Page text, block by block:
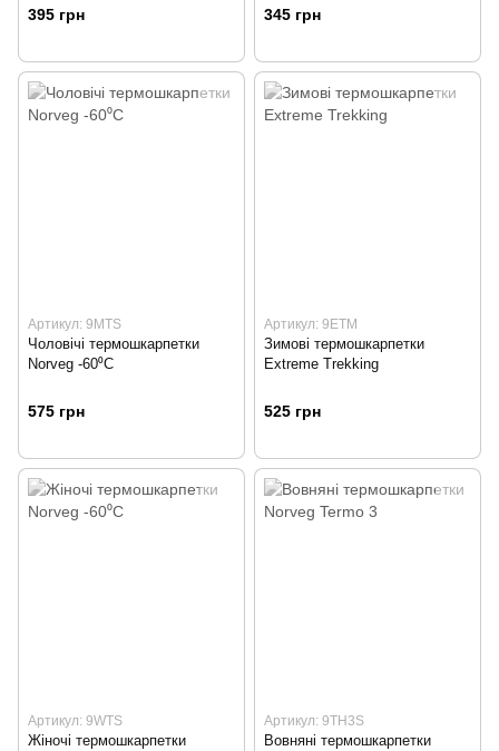
395 грн 345 грн
Артикул: 9MTS
Чоловічі термошкарпетки
Norveg -60⁰С
575 грн
Артикул: 9ETM
Зимові термошкарпетки
Extreme Trekking
525 грн
Артикул: 9WTS
Жіночі термошкарпетки
Артикул: 9TH3S
Вовняні термошкарпетки